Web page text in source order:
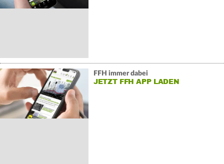
FFH immer dabei
JETZT FFH APP LADEN